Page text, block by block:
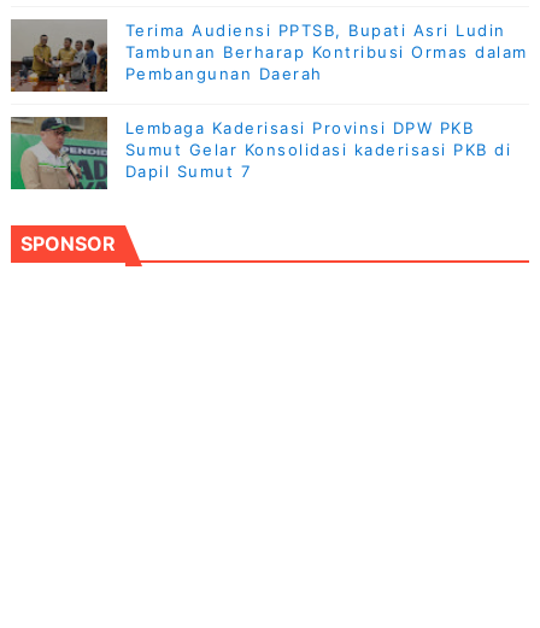
Terima Audiensi PPTSB, Bupati Asri Ludin
Tambunan Berharap Kontribusi Ormas dalam
Pembangunan Daerah
Lembaga Kaderisasi Provinsi DPW PKB
Sumut Gelar Konsolidasi kaderisasi PKB di
Dapil Sumut 7
SPONSOR